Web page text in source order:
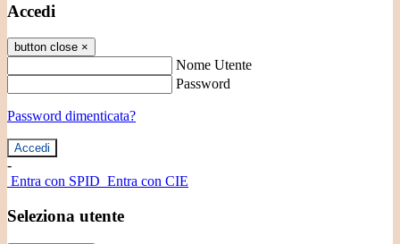
Accedi
button close ×
Nome Utente
Password
Password dimenticata?
-
Entra con SPID Entra con CIE
Seleziona utente